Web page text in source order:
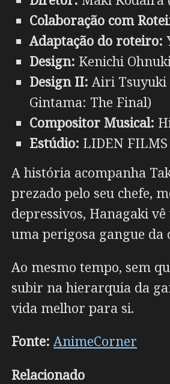
Colaboração com
Adaptação do roteiro:
Design: Kenichi
Design II: Airi Tsuyuki
Gintama: The Final)
Compositor Musical:
Estúdio: LIDEN
A história acompanha
prezado pelo seu chefe,
depressivos, Hanagaki
uma perigosa gangue da
Ao mesmo tempo, sem
subir na hierarquia da
vida melhor para si.
Fonte: AnimeCorner
Relacionado